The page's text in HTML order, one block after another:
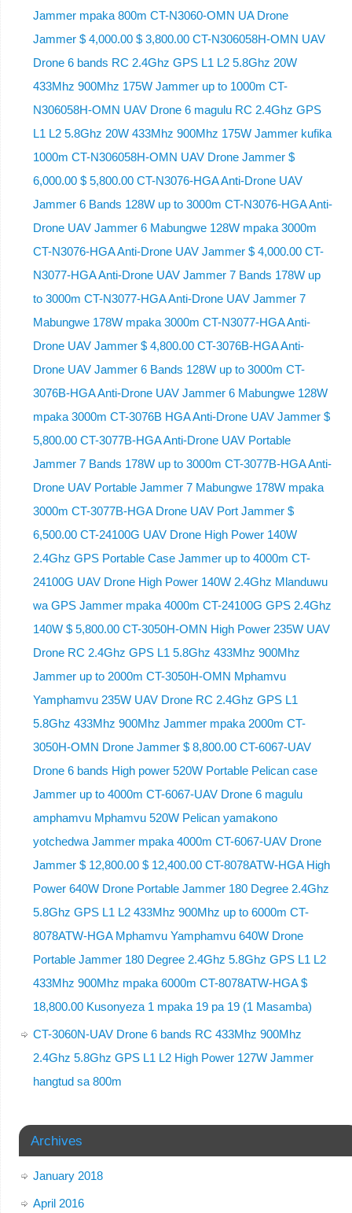
Jammer mpaka 800m CT-N3060-OMN UA Drone
Jammer $ 4,000.00 $ 3,800.00 CT-N306058H-OMN UAV
Drone 6 bands RC 2.4Ghz GPS L1 L2 5.8Ghz 20W
433Mhz 900Mhz 175W Jammer up to 1000m CT-
N306058H-OMN UAV Drone 6 magulu RC 2.4Ghz GPS
L1 L2 5.8Ghz 20W 433Mhz 900Mhz 175W Jammer kufika
1000m CT-N306058H-OMN UAV Drone Jammer $
6,000.00 $ 5,800.00 CT-N3076-HGA Anti-Drone UAV
Jammer 6 Bands 128W up to 3000m CT-N3076-HGA ​​Anti-
Drone UAV Jammer 6 Mabungwe 128W mpaka 3000m
CT-N3076-HGA ​​Anti-Drone UAV Jammer $ 4,000.00 CT-
N3077-HGA Anti-Drone UAV Jammer 7 Bands 178W up
to 3000m CT-N3077-HGA Anti-Drone UAV Jammer 7
Mabungwe 178W mpaka 3000m CT-N3077-HGA Anti-
Drone UAV Jammer $ 4,800.00 CT-3076B-HGA Anti-
Drone UAV Jammer 6 Bands 128W up to 3000m CT-
3076B-HGA Anti-Drone UAV Jammer 6 Mabungwe 128W
mpaka 3000m CT-3076B HGA Anti-Drone UAV Jammer $
5,800.00 CT-3077B-HGA Anti-Drone UAV Portable
Jammer 7 Bands 178W up to 3000m CT-3077B-HGA Anti-
Drone UAV Portable Jammer 7 Mabungwe 178W mpaka
3000m CT-3077B-HGA Drone UAV Port Jammer $
6,500.00 CT-24100G UAV Drone High Power 140W
2.4Ghz GPS Portable Case Jammer up to 4000m CT-
24100G UAV Drone High Power 140W 2.4Ghz Mlanduwu
wa GPS Jammer mpaka 4000m CT-24100G GPS 2.4Ghz
140W $ 5,800.00 CT-3050H-OMN High Power 235W UAV
Drone RC 2.4Ghz GPS L1 5.8Ghz 433Mhz 900Mhz
Jammer up to 2000m CT-3050H-OMN Mphamvu
Yamphamvu 235W UAV Drone RC 2.4Ghz GPS L1
5.8Ghz 433Mhz 900Mhz Jammer mpaka 2000m CT-
3050H-OMN Drone Jammer $ 8,800.00 CT-6067-UAV
Drone 6 bands High power 520W Portable Pelican case
Jammer up to 4000m CT-6067-UAV Drone 6 magulu
amphamvu Mphamvu 520W Pelican yamakono
yotchedwa Jammer mpaka 4000m CT-6067-UAV Drone
Jammer $ 12,800.00 $ 12,400.00 CT-8078ATW-HGA High
Power 640W Drone Portable Jammer 180 Degree 2.4Ghz
5.8Ghz GPS L1 L2 433Mhz 900Mhz up to 6000m CT-
8078ATW-HGA Mphamvu Yamphamvu 640W Drone
Portable Jammer 180 Degree 2.4Ghz 5.8Ghz GPS L1 L2
433Mhz 900Mhz mpaka 6000m CT-8078ATW-HGA $
18,800.00 Kusonyeza 1 mpaka 19 pa 19 (1 Masamba)
CT-3060N-UAV Drone 6 bands RC 433Mhz 900Mhz
2.4Ghz 5.8Ghz GPS L1 L2 High Power 127W Jammer
hangtud sa 800m
Archives
January 2018
April 2016